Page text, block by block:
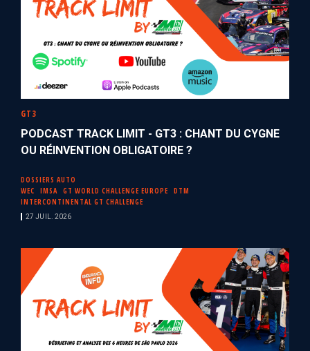
GT3
PODCAST TRACK LIMIT - GT3 : CHANT DU CYGNE
OU RÉINVENTION OBLIGATOIRE ?
DOSSIERS AUTO
WEC
IMSA GT WORLD CHALLENGE EUROPE
DTM
INTERCONTINENTAL GT CHALLENGE
27 JUIL. 2026